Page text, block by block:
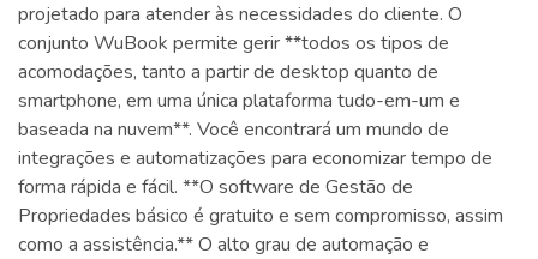
projetado para atender às necessidades do cliente. O
conjunto WuBook permite gerir **todos os tipos de
acomodações, tanto a partir de desktop quanto de
smartphone, em uma única plataforma tudo-em-um e
baseada na nuvem**. Você encontrará um mundo de
integrações e automatizações para economizar tempo de
forma rápida e fácil. **O software de Gestão de
Propriedades básico é gratuito e sem compromisso, assim
como a assistência.** O alto grau de automação e